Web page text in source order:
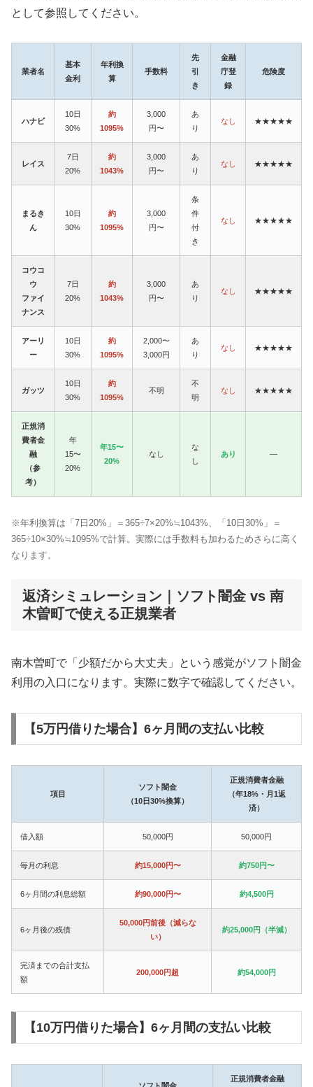
として参照してください。
業者名
基本
金利
年利換
算
手数料
先
引
き
金融
庁登
録
危険度
ハナビ
10日
30%
約
1095%
3,000
円〜
あ
り
なし ★★★★★
レイス
7日
20%
約
1043%
3,000
円〜
あ
り
なし ★★★★★
まるき
ん
10日
30%
約
1095%
3,000
円〜
条
件
付
き
なし ★★★★★
コウコ
ウ
ファイ
ナンス
7日
20%
約
1043%
3,000
円〜
あ
り
なし ★★★★★
アーリ
ー
10日
30%
約
1095%
2,000〜
3,000円
あ
り
なし ★★★★★
ガッツ
10日
30%
約
1095%
不明
不
明
なし ★★★★★
正規消
費者金
融
（参
考）
年
15〜
20%
年15〜
20%
なし
な
し
あり —
※年利換算は「7日20%」＝365÷7×20%≒1043%、「10日30%」＝
365÷10×30%≒1095%で計算。実際には手数料も加わるためさらに高く
なります。
返済シミュレーション｜ソフト闇金 vs 南
木曽町で使える正規業者
南木曽町で「少額だから大丈夫」という感覚がソフト闇金
利用の入口になります。実際に数字で確認してください。
【5万円借りた場合】6ヶ月間の支払い比較
項目
ソフト闇金
（10日30%換算）
正規消費者金融
（年18%・月1返
済）
借入額 50,000円 50,000円
毎月の利息 約15,000円〜 約750円〜
6ヶ月間の利息総額 約90,000円〜 約4,500円
6ヶ月後の残債
50,000円前後（減らな
い）
約25,000円（半減）
完済までの合計支払
額
200,000円超 約54,000円
【10万円借りた場合】6ヶ月間の支払い比較
正規消費者金融